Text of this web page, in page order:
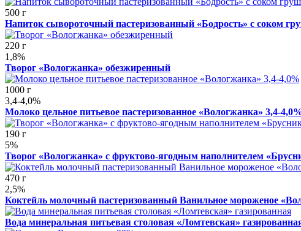
500 г
Напиток сывороточный пастеризованный «Бодрость» с соком
220 г
1,8%
Творог «Вологжанка» обезжиренный
1000 г
3,4-4,0%
Молоко цельное питьевое пастеризованное «Вологжанка» 3,4-
190 г
5%
Творог «Вологжанка» с фруктово-ягодным наполнителем
470 г
2,5%
Коктейль молочный пастеризованный Ванильное мороженое
Вода минеральная питьевая столовая «Ломтевская»